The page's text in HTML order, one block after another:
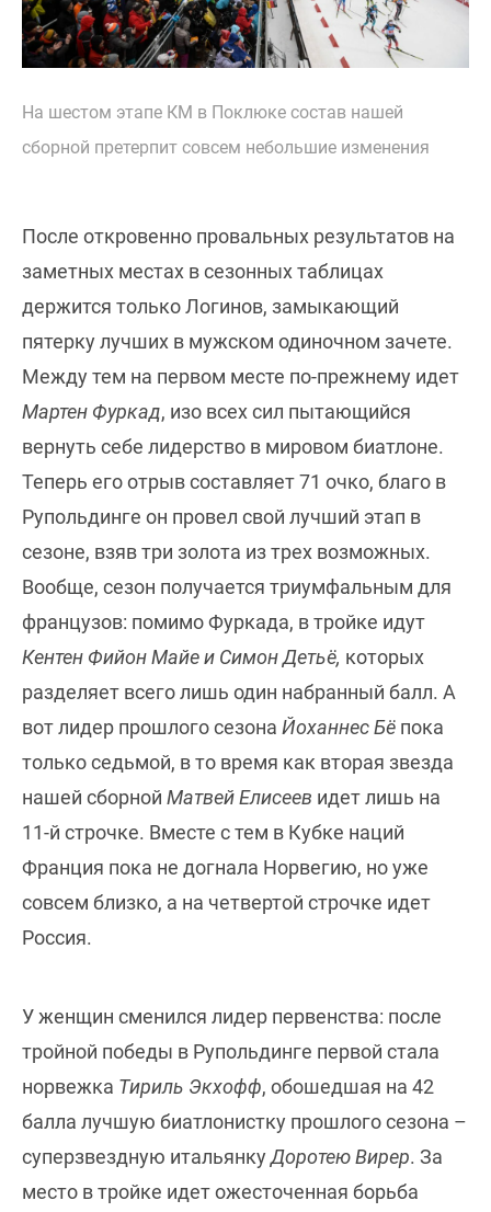
На шестом этапе КМ в Поклюке состав нашей
сборной претерпит совсем небольшие изменения
После откровенно провальных результатов на
заметных местах в сезонных таблицах
держится только Логинов, замыкающий
пятерку лучших в мужском одиночном зачете.
Между тем на первом месте по-прежнему идет
Мартен Фуркад, изо всех сил пытающийся
вернуть себе лидерство в мировом биатлоне.
Теперь его отрыв составляет 71 очко, благо в
Рупольдинге он провел свой лучший этап в
сезоне, взяв три золота из трех возможных.
Вообще, сезон получается триумфальным для
французов: помимо Фуркада, в тройке идут
Кентен Фийон Майе и Симон Детьё, которых
разделяет всего лишь один набранный балл. А
вот лидер прошлого сезона Йоханнес Бё пока
только седьмой, в то время как вторая звезда
нашей сборной Матвей Елисеев идет лишь на
11-й строчке. Вместе с тем в Кубке наций
Франция пока не догнала Норвегию, но уже
совсем близко, а на четвертой строчке идет
Россия.
У женщин сменился лидер первенства: после
тройной победы в Рупольдинге первой стала
норвежка Тириль Экхофф, обошедшая на 42
балла лучшую биатлонистку прошлого сезона –
суперзвездную итальянкуДоротею Вирер. За
место в тройке идет ожесточенная борьба